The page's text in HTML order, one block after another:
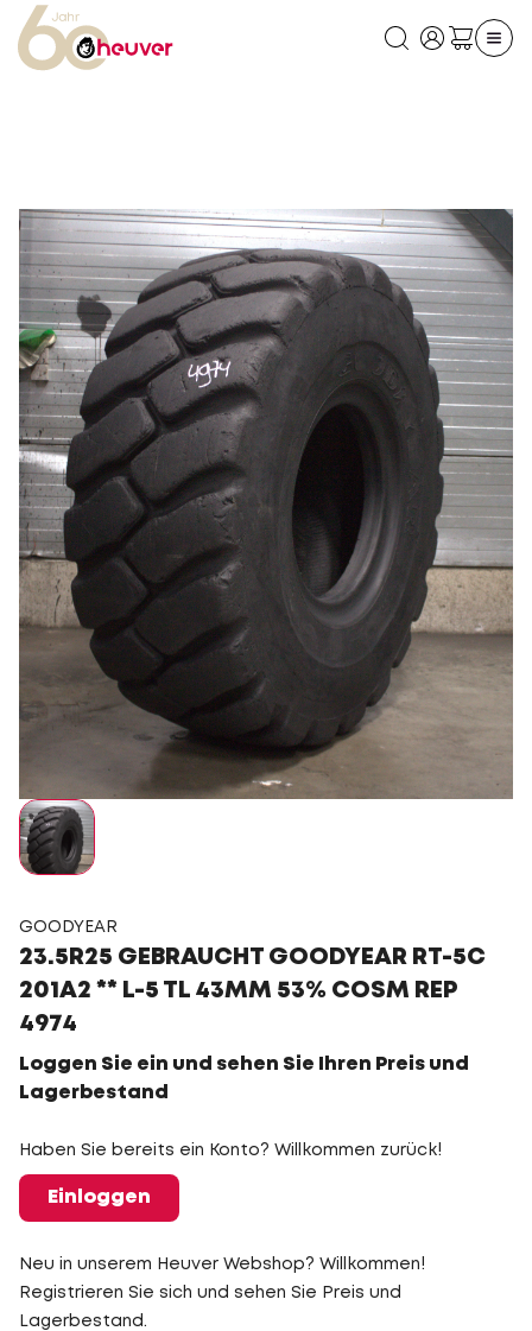
GOODYEAR
23.5R25 GEBRAUCHT GOODYEAR RT-5C
201A2 ** L-5 TL 43MM 53% COSM REP
4974
Loggen Sie ein und sehen Sie Ihren Preis und
Lagerbestand
Haben Sie bereits ein Konto? Willkommen zurück!
Einloggen
Neu in unserem Heuver Webshop? Willkommen!
Registrieren Sie sich und sehen Sie Preis und
Lagerbestand.